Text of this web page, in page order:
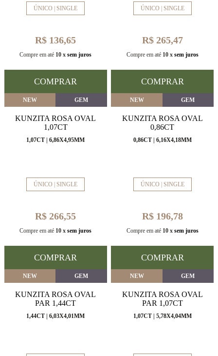
ÚNICO | SINGLE
R$ 136,65
Compre em até 10 x sem juros
COMPRAR
ÚNICO | SINGLE
R$ 265,47
Compre em até 10 x sem juros
COMPRAR
NEW GEM
KUNZITA ROSA OVAL
1,07CT
1,07CT | 6,86X4,95MM
ÚNICO | SINGLE
R$ 266,55
Compre em até 10 x sem juros
COMPRAR
NEW GEM
KUNZITA ROSA OVAL
0,86CT
0,86CT | 6,16X4,18MM
ÚNICO | SINGLE
R$ 196,78
Compre em até 10 x sem juros
COMPRAR
NEW GEM
KUNZITA ROSA OVAL
PAR 1,44CT
1,44CT | 6,03X4,01MM
NEW GEM
KUNZITA ROSA OVAL
PAR 1,07CT
1,07CT | 5,78X4,04MM